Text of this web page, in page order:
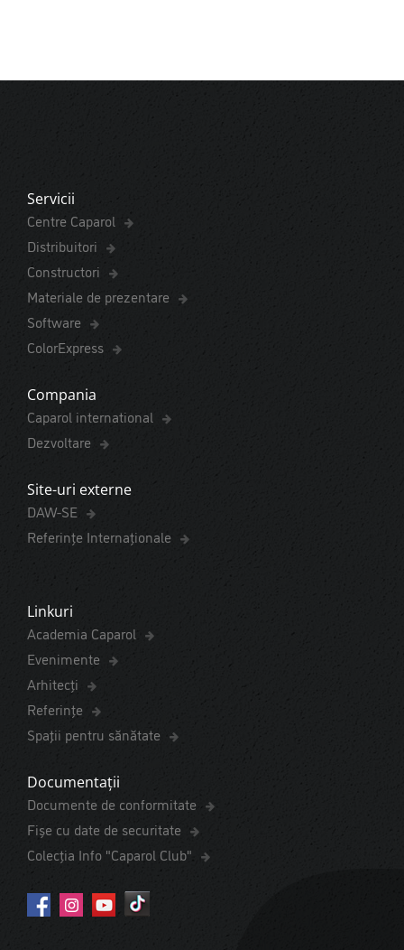
Servicii
Centre Caparol
Distribuitori
Constructori
Materiale de prezentare
Software
ColorExpress
Compania
Caparol international
Dezvoltare
Site-uri externe
DAW-SE
Referințe Internaționale
Linkuri
Academia Caparol
Evenimente
Arhitecți
Referințe
Spaţii pentru sănătate
Documentații
Documente de conformitate
Fișe cu date de securitate
Colecția Info "Caparol Club"